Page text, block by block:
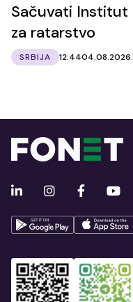
Sačuvati Institut
za ratarstvo
SRBIJA 12:4404.08.2026.